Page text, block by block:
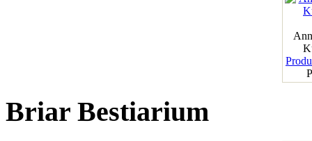
Briar Bestiarium